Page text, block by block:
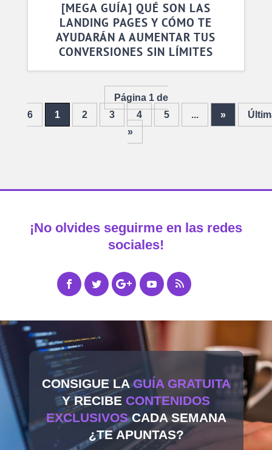
[MEGA GUÍA] QUÉ SON LAS
LANDING PAGES Y CÓMO TE
AYUDARÁN A AUMENTAR TUS
CONVERSIONES SIN LÍMITES
Página 1 de
6
1 2 3 4 5 ... »
»
¡No olvides seguirme en las redes
sociales!
CONSIGUE LAGUÍA GRATUITA
Y RECIBE CONTENIDOS
EXCLUSIVOSCADA SEMANA
¿TE APUNTAS?